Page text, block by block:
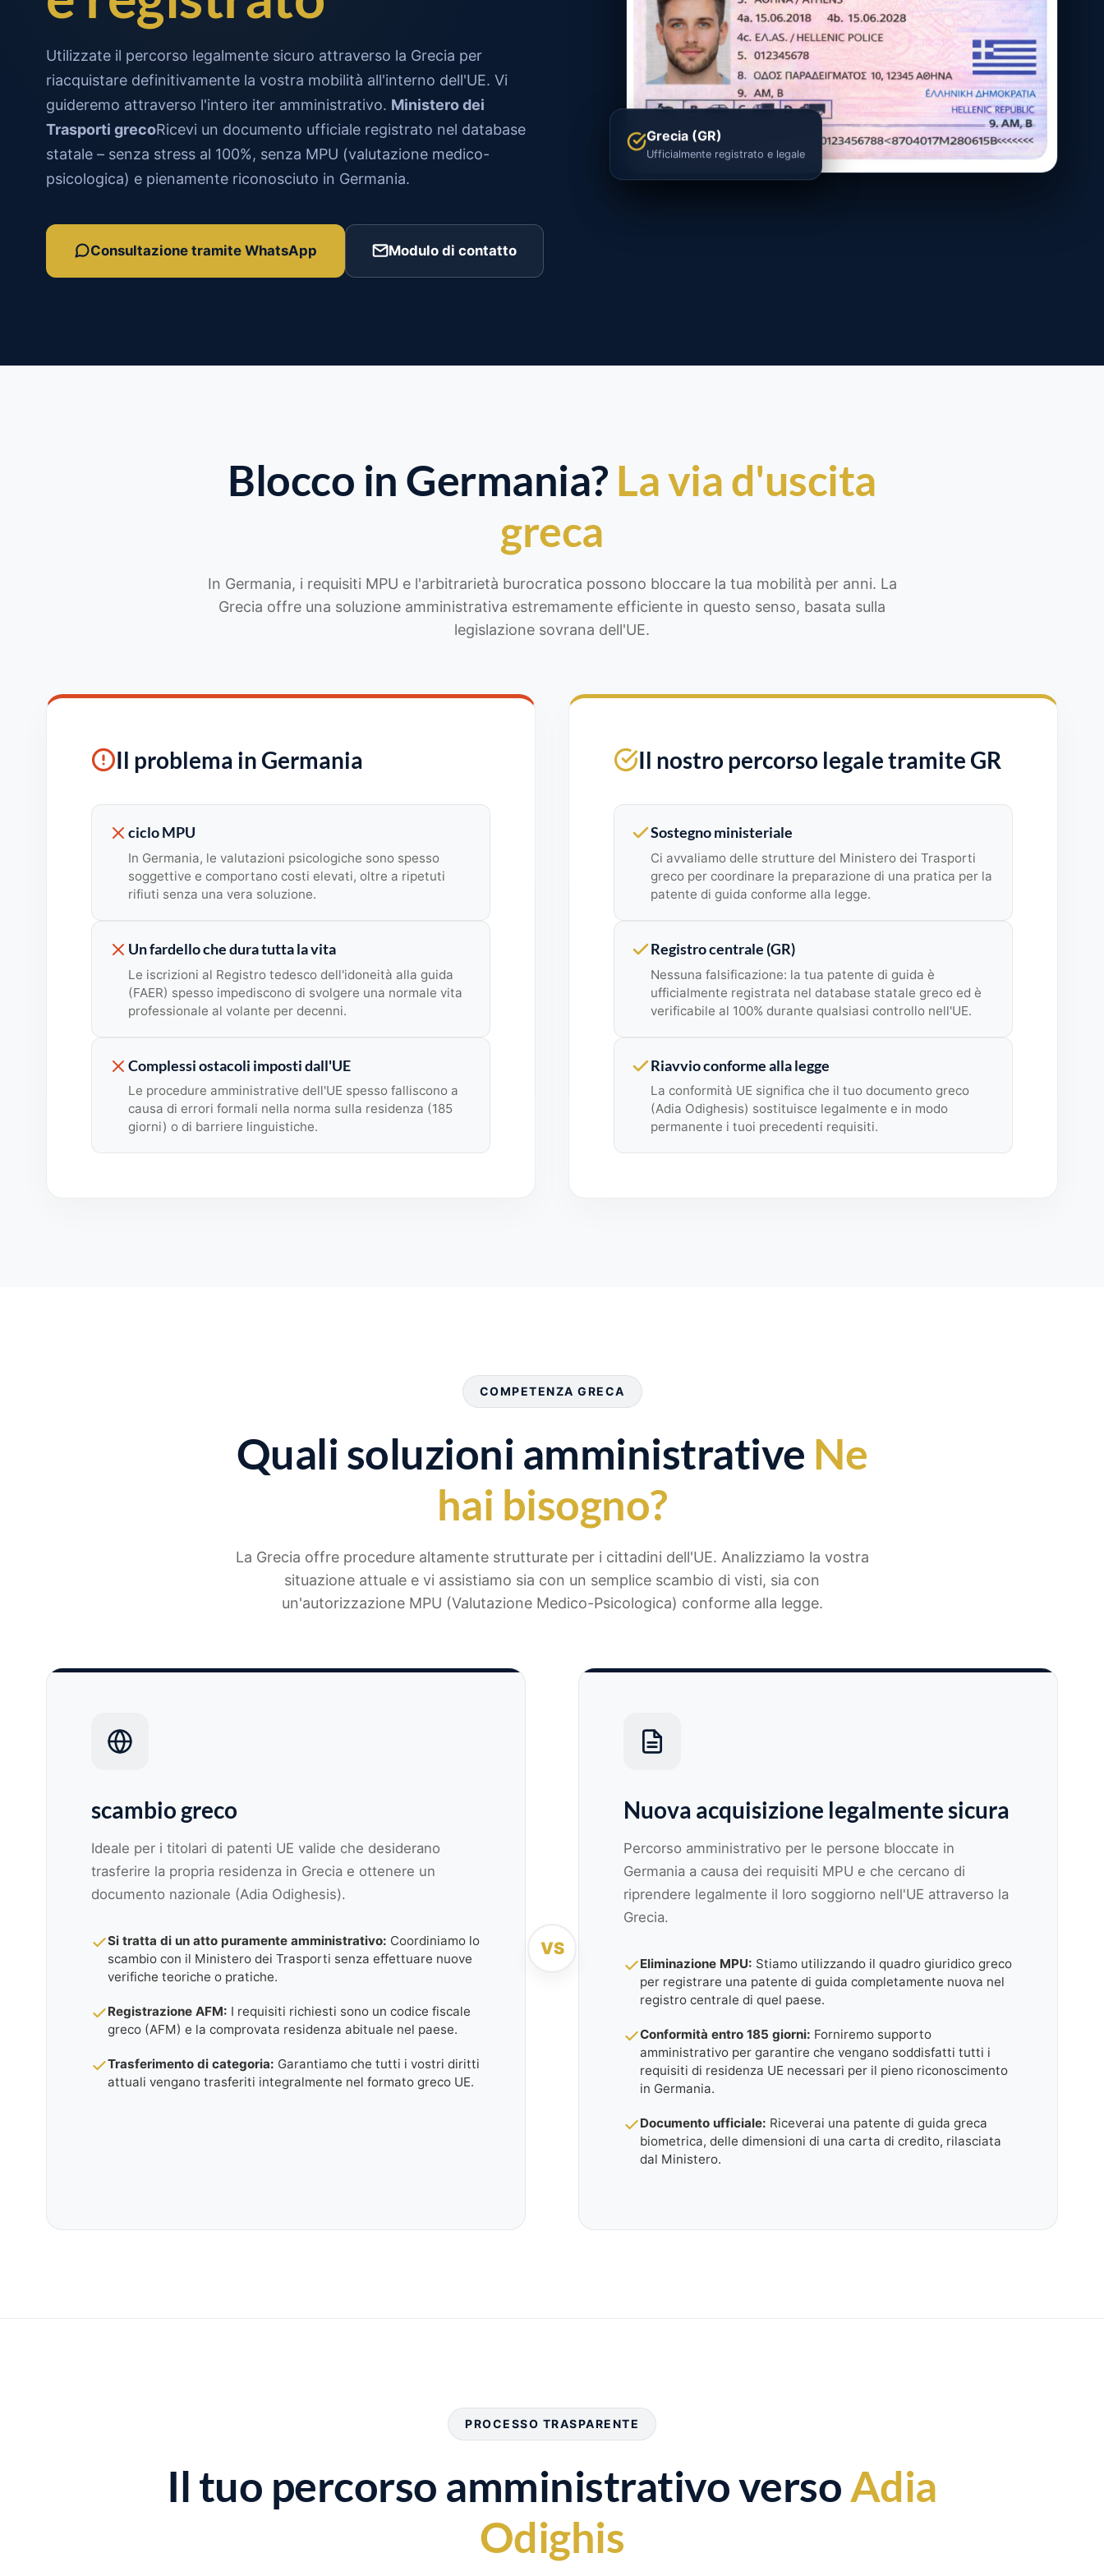
Utilizzate il percorso legalmente sicuro attraverso la Grecia per
riacquistare definitivamente la vostra mobilità all'interno dell'UE. Vi
guideremo attraverso l'intero iter amministrativo. Ministero dei
Trasporti grecoRicevi un documento ufficiale registrato nel database
statale – senza stress al 100%, senza MPU (valutazione medico-
psicologica) e pienamente riconosciuto in Germania.
Consultazione tramite WhatsApp Modulo di contatto
Grecia (GR)
Ufficialmente registrato e legale
Blocco in Germania? La via d'uscita
greca
In Germania, i requisiti MPU e l'arbitrarietà burocratica possono bloccare la tua mobilità per anni. La
Grecia offre una soluzione amministrativa estremamente efficiente in questo senso, basata sulla
legislazione sovrana dell'UE.
Il problema in Germania
ciclo MPU
In Germania, le valutazioni psicologiche sono spesso
soggettive e comportano costi elevati, oltre a ripetuti
rifiuti senza una vera soluzione.
Un fardello che dura tutta la vita
Le iscrizioni al Registro tedesco dell'idoneità alla guida
(FAER) spesso impediscono di svolgere una normale vita
professionale al volante per decenni.
Complessi ostacoli imposti dall'UE
Le procedure amministrative dell'UE spesso falliscono a
causa di errori formali nella norma sulla residenza (185
giorni) o di barriere linguistiche.
Il nostro percorso legale tramite GR
Sostegno ministeriale
Ci avvaliamo delle strutture del Ministero dei Trasporti
greco per coordinare la preparazione di una pratica per la
patente di guida conforme alla legge.
Registro centrale (GR)
Nessuna falsificazione: la tua patente di guida è
ufficialmente registrata nel database statale greco ed è
verificabile al 100% durante qualsiasi controllo nell'UE.
Riavvio conforme alla legge
La conformità UE significa che il tuo documento greco
(Adia Odighesis) sostituisce legalmente e in modo
permanente i tuoi precedenti requisiti.
COMPETENZA GRECA
Quali soluzioni amministrative Ne
hai bisogno?
La Grecia offre procedure altamente strutturate per i cittadini dell'UE. Analizziamo la vostra
situazione attuale e vi assistiamo sia con un semplice scambio di visti, sia con
un'autorizzazione MPU (Valutazione Medico-Psicologica) conforme alla legge.
VS
scambio greco
Ideale per i titolari di patenti UE valide che desiderano
trasferire la propria residenza in Grecia e ottenere un
documento nazionale (Adia Odighesis).
Si tratta di un atto puramente amministrativo: Coordiniamo lo
scambio con il Ministero dei Trasporti senza effettuare nuove
verifiche teoriche o pratiche.
Registrazione AFM: I requisiti richiesti sono un codice fiscale
greco (AFM) e la comprovata residenza abituale nel paese.
Trasferimento di categoria: Garantiamo che tutti i vostri diritti
attuali vengano trasferiti integralmente nel formato greco UE.
Nuova acquisizione legalmente sicura
Percorso amministrativo per le persone bloccate in
Germania a causa dei requisiti MPU e che cercano di
riprendere legalmente il loro soggiorno nell'UE attraverso la
Grecia.
Eliminazione MPU: Stiamo utilizzando il quadro giuridico greco
per registrare una patente di guida completamente nuova nel
registro centrale di quel paese.
Conformità entro 185 giorni: Forniremo supporto
amministrativo per garantire che vengano soddisfatti tutti i
requisiti di residenza UE necessari per il pieno riconoscimento
in Germania.
Documento ufficiale: Riceverai una patente di guida greca
biometrica, delle dimensioni di una carta di credito, rilasciata
dal Ministero.
PROCESSO TRASPARENTE
Il tuo percorso amministrativo versoAdia
Odighis